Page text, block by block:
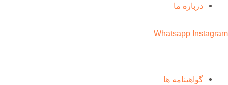
درباره ما
Whatsapp Instagram
گواهینامه ها